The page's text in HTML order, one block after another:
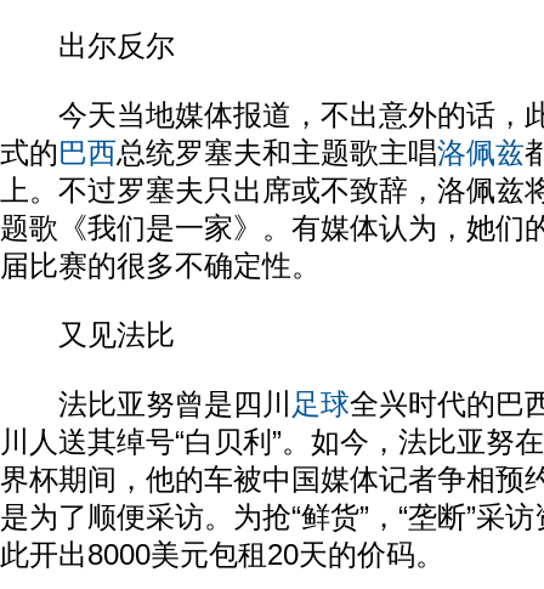
出尔反尔
今天当地媒体报道，不出意外的话，
式的巴西总统罗塞夫和主题歌主唱洛佩兹
上。不过罗塞夫只出席或不致辞，洛佩兹
题歌《我们是一家》。有媒体认为，她们
届比赛的很多不确定性。
又见法比
法比亚努曾是四川 足球全兴时代的巴
川人送其绰号“白贝利”。如今，法比亚努
界杯期间，他的车被中国媒体记者争相预
是为了顺便采访。为抢“鲜货”，“垄断”采
此开出8000美元包租20天的价码。